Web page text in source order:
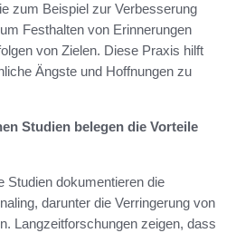
zum Beispiel zur Verbesserung
Festhalten von Erinnerungen
von Zielen. Diese Praxis hilft
Ängste und Hoffnungen zu
Studien belegen die Vorteile
Studien dokumentieren die
darunter die Verringerung von
Langzeitforschungen zeigen, dass